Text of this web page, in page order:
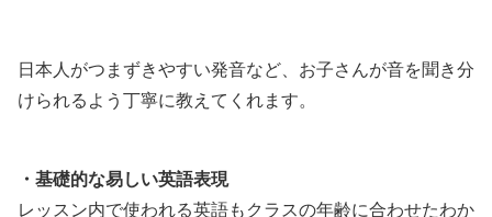
日本人がつまずきやすい発音など、お子さんが音を聞き分
けられるよう丁寧に教えてくれます。
・基礎的な易しい英語表現
レッスン内で使われる英語もクラスの年齢に合わせたわか